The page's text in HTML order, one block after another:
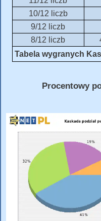
10/12 liczb
9/12 liczb
8/12 liczb
Tabela wygranych
Procentowy